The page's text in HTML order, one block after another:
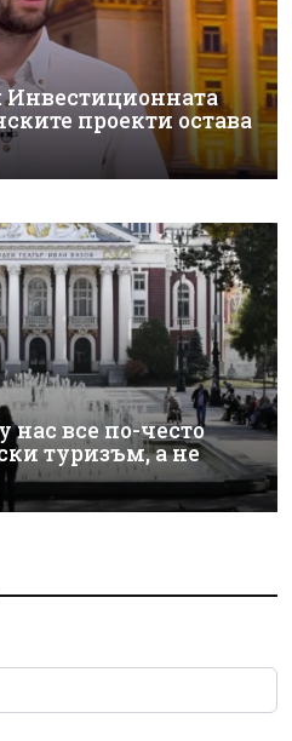
Инвестиционната
проекти остава
все по-често
туризъм, а не